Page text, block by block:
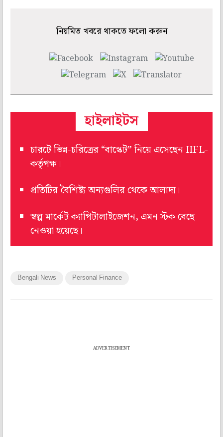
নিয়মিত খবরে থাকতে ফলো করুন
হাইলাইটস
চারটে ভিন্ন-চরিত্রের “বাস্কেট” নিয়ে এসেছেন IIFL-
কর্তৃপক্ষ।
প্রতিটির বৈশিষ্ট‌্য অন‌্যগুলির থেকে আলাদা।
স্বল্প মার্কেট ক‌্যাপিটালাইজেশন, এমন স্টক বেছে
নেওয়া হয়েছে।
Bengali News Personal Finance
ADVERTISEMENT